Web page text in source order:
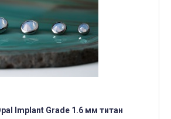
Implant Grade 1.6 мм титан